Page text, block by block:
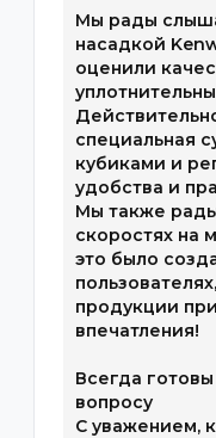
Мы рады
насадкой
оценили
специальная
кубиками и
удобства и
Мы также
скоростях на
это было
продукции
впечатления!
Всегда
вопросу
С уважением,